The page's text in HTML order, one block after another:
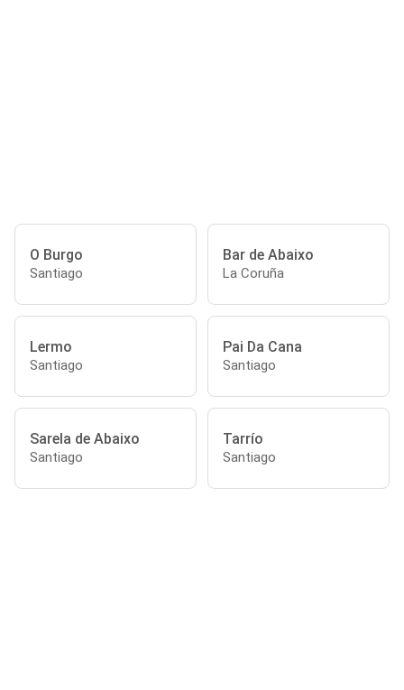
O Burgo
Santiago
Bar de Abaixo
La Coruña
Lermo
Santiago
Pai Da Cana
Santiago
Sarela de Abaixo
Santiago
Tarrío
Santiago